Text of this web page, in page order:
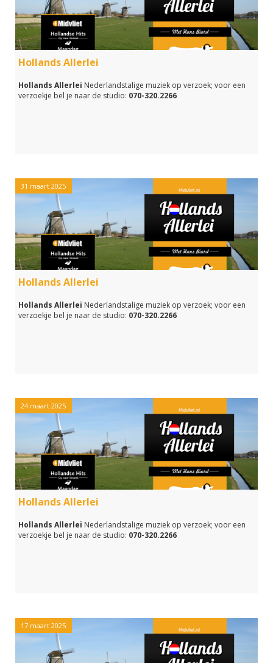
Hollands Allerlei
Hollands Allerlei Nederlandstalige muziek op verzoek; voor een
verzoekje bel je naar de studio: 070-320.2266
31 maart 2025
Hollands Allerlei
Hollands Allerlei Nederlandstalige muziek op verzoek; voor een
verzoekje bel je naar de studio: 070-320.2266
24 maart 2025
Hollands Allerlei
Hollands Allerlei Nederlandstalige muziek op verzoek; voor een
verzoekje bel je naar de studio: 070-320.2266
17 maart 2025